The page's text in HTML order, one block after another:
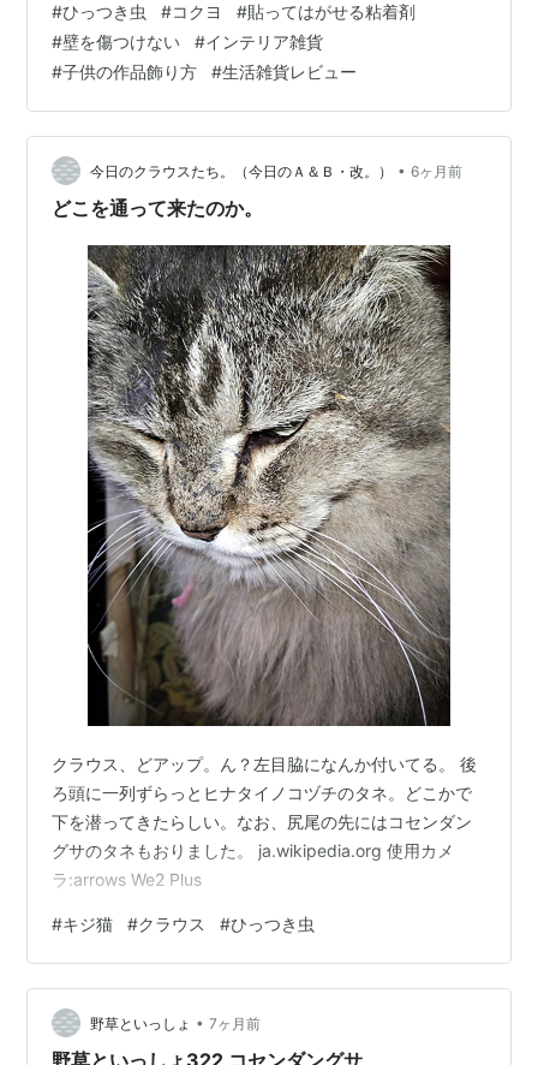
てしまったんです。買った時は「文房具として使うのか
な」くらいにしか思っていなかったのですが、使ってみ
たら、これが想像以上に便利で、今では我が家のあちこ
ちで活躍しています。 どんな商品なのか、まず調べてみ
ました コクヨの「ソフト粘着剤 ひっつき虫」は、合成ゴ
ム製の貼ってはがせる粘着剤です。サイズ…
#ひっつき虫 #コクヨ #貼ってはがせる粘着剤
#壁を傷つけない #インテリア雑貨
#子供の作品飾り方 #生活雑貨レビュー
今日のクラウスたち。（今日のＡ＆Ｂ・改。） • 6ヶ月前
どこを通って来たのか。
クラウス、どアップ。ん？左目脇になんか付いてる。 後
ろ頭に一列ずらっとヒナタイノコヅチのタネ。どこかで
下を潜ってきたらしい。なお、尻尾の先にはコセンダン
グサのタネもおりました。 ja.wikipedia.org 使用カメ
ラ:arrows We2 Plus
#キジ猫 #クラウス #ひっつき虫
野草といっしょ • 7ヶ月前